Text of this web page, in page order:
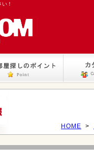
！
HOME >